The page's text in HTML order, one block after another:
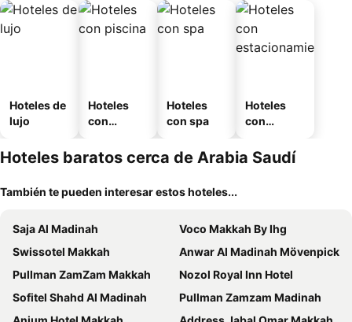
Hoteles de
lujo
Hoteles
con
Hoteles
con spa
Hoteles
con
miento
Hoteles baratos cerca de Arabia Saudí
También te pueden interesar estos hoteles...
Saja Al Madinah
Voco Makkah By Ihg
Swissotel Makkah
Anwar Al Madinah Mövenpick
Pullman ZamZam Makkah
Nozol Royal Inn Hotel
Sofitel Shahd Al Madinah
Pullman Zamzam Madinah